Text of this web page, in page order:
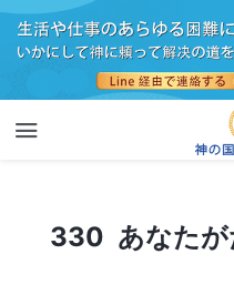
330 あなたがたは反抗的すぎ
330 あなたが